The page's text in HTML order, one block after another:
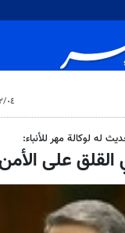
٠٤‏/٠٢‏/٢٠١٦، ١:٥٨ م
له لوكالة مهر للأنباء:
على الأمن